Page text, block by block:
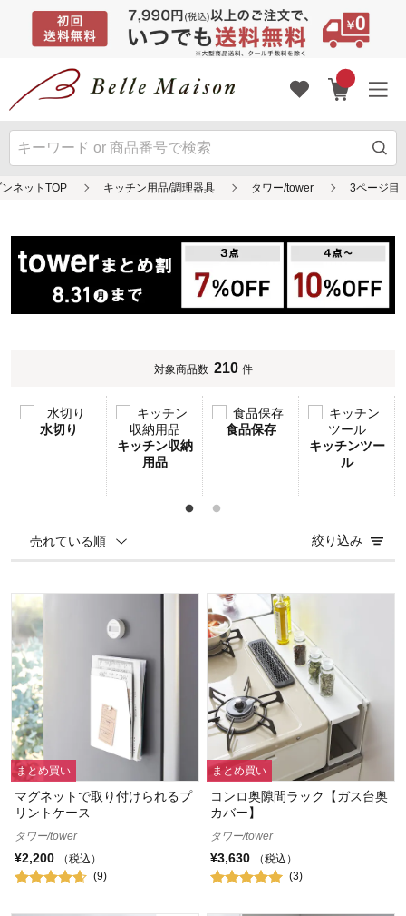
ネットTOP キッチン用品/調理器具 タワー/tower 3ページ目
対象商品数 210 件
水切り
キッチン収納
用品
食品保存
キッチンツー
ル
売れている順 絞り込み
まとめ買い
マグネットで取り付けられるプ
リントケース
タワー/tower
¥2,200
（税込）
(9)
まとめ買い
コンロ奥隙間ラック【ガス台奥
カバー】
タワー/tower
¥3,630
（税込）
(3)